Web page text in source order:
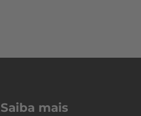
Saiba mais